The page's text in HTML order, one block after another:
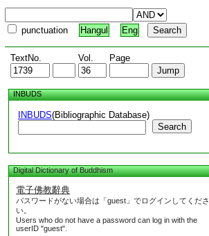
punctuation Hangul Eng
TextNo. Vol. Page
INBUDS
INBUDS(Bibliographic Database)
Search
Digital Dictionary of Buddhism
電子佛教辭典
パスワードがない場合は「guest」でログインしてくださ
い。
Users who do not have a password can log in with the
userID "guest".